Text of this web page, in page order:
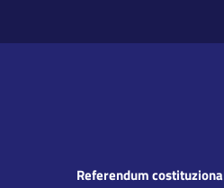
Referendum